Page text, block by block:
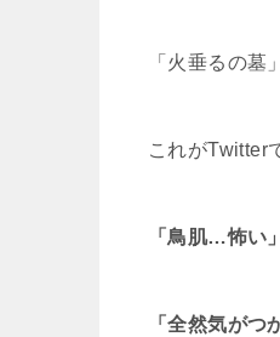
「火垂るの
これがTwitter
「鳥肌…怖い」
「全然気がつ